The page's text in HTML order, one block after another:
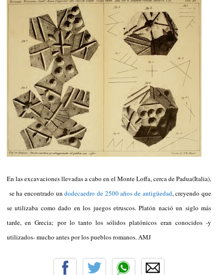
En las excavaciones llevadas a cabo en el Monte Loffa, cerca de Padua(Italia),
se ha encontrado undodecaedro de 2500 años de antigüedad, creyendo que
se utilizaba como dado en los juegos etruscos. Platón nació un siglo más
tarde, en Grecia; por lo tanto los sólidos platónicos eran conocidos -y
utilizados- mucho antes por los pueblos romanos. AMJ